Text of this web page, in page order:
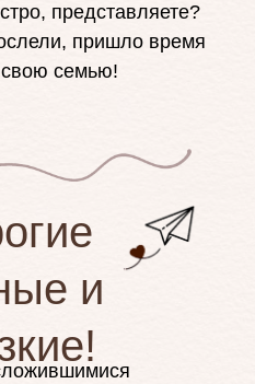
представляете?
пришло время
свою семью!
и